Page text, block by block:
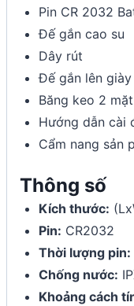
Pin CR 2032
Đế gắn cao su
Dây rút
Đế gắn lên giày
Băng keo 2
Hướng dẫn cài
Cẩm nang sản
Thông số
Kích thước:
Pin: CR2032
Thời lượng pin:
Chống nước:
Khoảng cách